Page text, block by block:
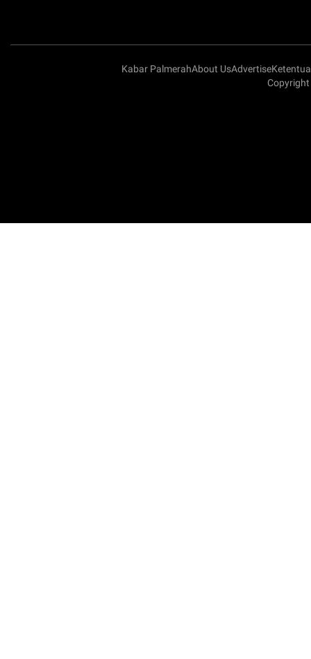
Kabar PalmerahAbout UsAdvertise
Copyright